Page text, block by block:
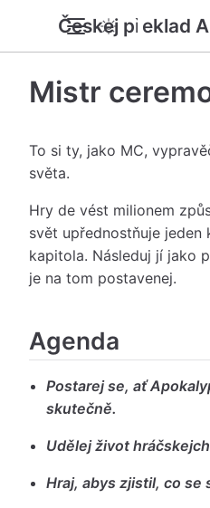
Mistr
To si ty, jako MC,
světa.
Hry de vést milionem
svět upřednostňuje
kapitola. Následuj jí jako
je na tom postavenej.
Agenda
Postarej se, ať
skutečně.
Udělej život
Hraj, abys zjistil, co se